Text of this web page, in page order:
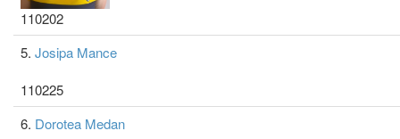
110202
5. Josipa Mance
110225
6. Dorotea Medan